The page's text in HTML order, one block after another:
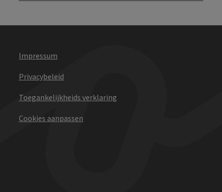
Impressum
Privacybeleid
Toegankelijkheids verklaring
Cookies aanpassen